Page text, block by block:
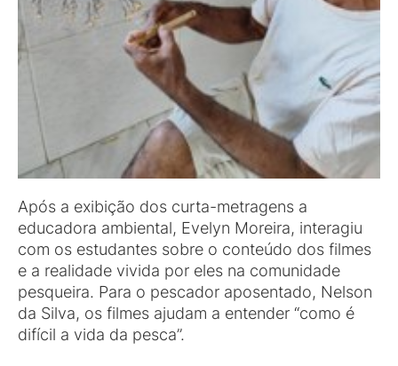
Após a exibição dos curta-metragens a
educadora ambiental, Evelyn Moreira, interagiu
com os estudantes sobre o conteúdo dos filmes
e a realidade vivida por eles na comunidade
pesqueira. Para o pescador aposentado, Nelson
da Silva, os filmes ajudam a entender “como é
difícil a vida da pesca”.